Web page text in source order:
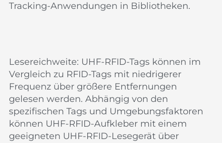
Tracking-Anwendungen in Bibliotheken.
Lesereichweite: UHF-RFID-Tags können im
Vergleich zu RFID-Tags mit niedrigerer
Frequenz über größere Entfernungen
gelesen werden. Abhängig von den
spezifischen Tags und Umgebungsfaktoren
können UHF-RFID-Aufkleber mit einem
geeigneten UHF-RFID-Lesegerät über